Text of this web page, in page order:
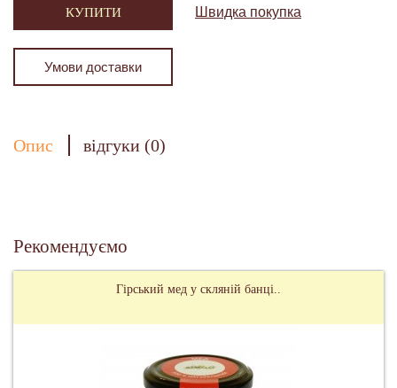
КУПИТИ Швидка покупка
Умови доставки
Опис відгуки (0)
Рекомендуємо
Гірський мед у скляній банці..